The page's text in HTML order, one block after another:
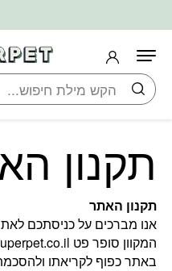
חיפוש
תקנון
תקנון האתר
אנו מברכים על כניסתכם
באתר כפוף לקריאתו